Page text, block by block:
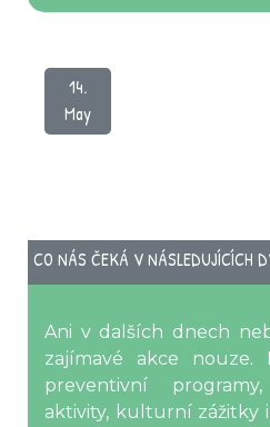
14.
May
CO NÁS ČEKÁ V NÁSLEDUJÍCÍCH
Ani v dalších dnech
zajímavé akce nouze.
preventivní
aktivity, kulturní zážitky